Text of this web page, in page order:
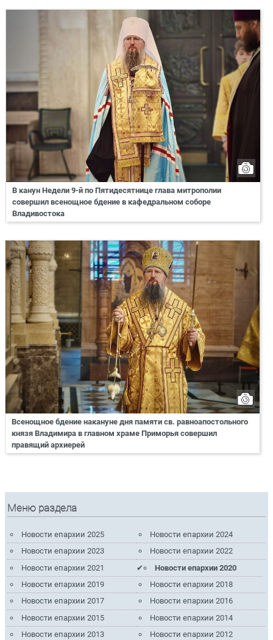
В канун Недели 9-й по Пятидесятнице глава митрополии
совершил всенощное бдение в кафедральном соборе
Владивостока
Всенощное бдение накануне дня памяти св. равноапостольного
князя Владимира в главном храме Приморья совершил
правящий архиерей
Меню раздела
Новости епархии 2025
Новости епархии 2024
Новости епархии 2023
Новости епархии 2022
Новости епархии 2021
Новости епархии 2020
Новости епархии 2019
Новости епархии 2018
Новости епархии 2017
Новости епархии 2016
Новости епархии 2015
Новости епархии 2014
Новости епархии 2013
Новости епархии 2012